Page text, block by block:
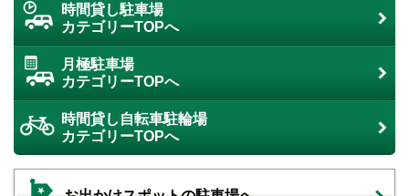
時間貸し駐車場
カテゴリーTOPへ
月極駐車場
カテゴリーTOPへ
時間貸し自転車駐輪場
カテゴリーTOPへ